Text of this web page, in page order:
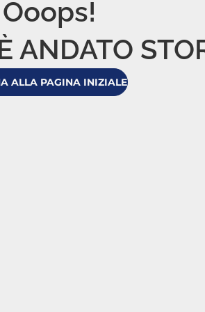
Ooops!
ANDATO
ALLA PAGINA INIZIALE